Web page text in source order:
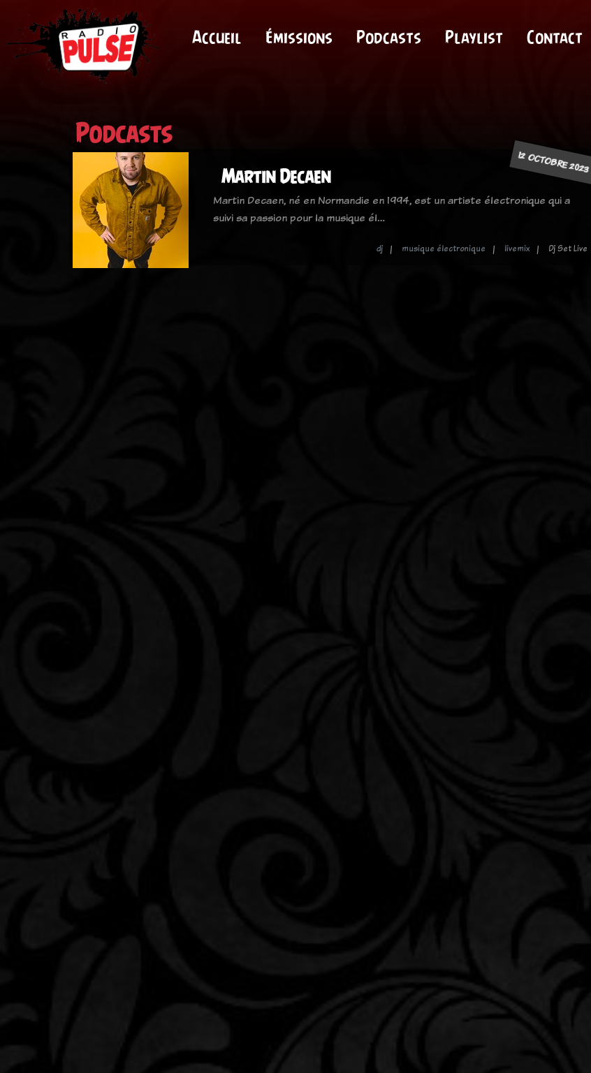
Accueil Émissions Podcasts Playlist Contact
Podcasts
12 OCTOBRE 2023
Martin Decaen
Martin Decaen, né en Normandie en 1994, est un artiste électronique qui a
suivi sa passion pour la musique él…
dj musique électronique livemix Dj Set Live